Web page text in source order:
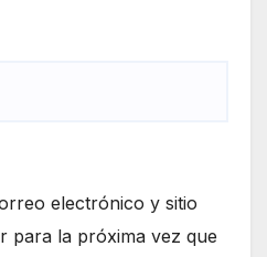
electrónico y sitio
para la próxima vez que